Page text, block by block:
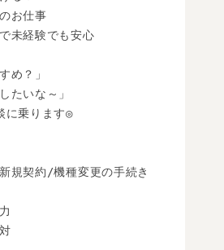
お仕事
未経験でも安心
め？」
たいな～」
に乗ります◎
規契約/機種変更の手続き